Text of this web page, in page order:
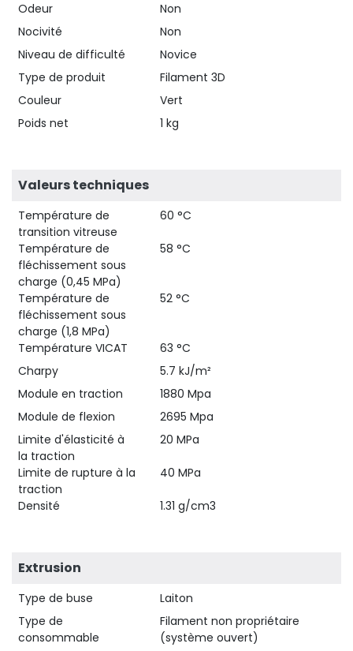
Odeur
Non
Nocivité
Non
Niveau de difficulté
Novice
Type de produit
Filament 3D
Couleur
Vert
Poids net
1 kg
Valeurs techniques
Température de
transition vitreuse
60 °C
Température de
fléchissement sous
charge (0,45 MPa)
58 °C
Température de
fléchissement sous
charge (1,8 MPa)
52 °C
Température VICAT
63 °C
Charpy
5.7 kJ/m²
Module en traction
1880 Mpa
Module de flexion
2695 Mpa
Limite d'élasticité à
la traction
20 MPa
Limite de rupture à la
traction
40 MPa
Densité 1.31 g/cm3
Extrusion
Type de buse
Laiton
Type de
consommable
Filament non propriétaire
(système ouvert)